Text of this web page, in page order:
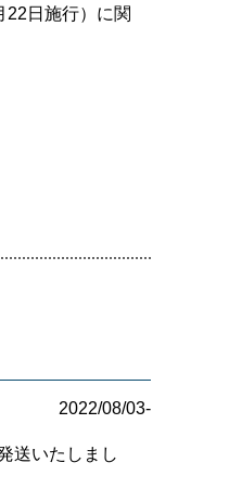
22日施行）に関
2022/08/03-
送いたしまし